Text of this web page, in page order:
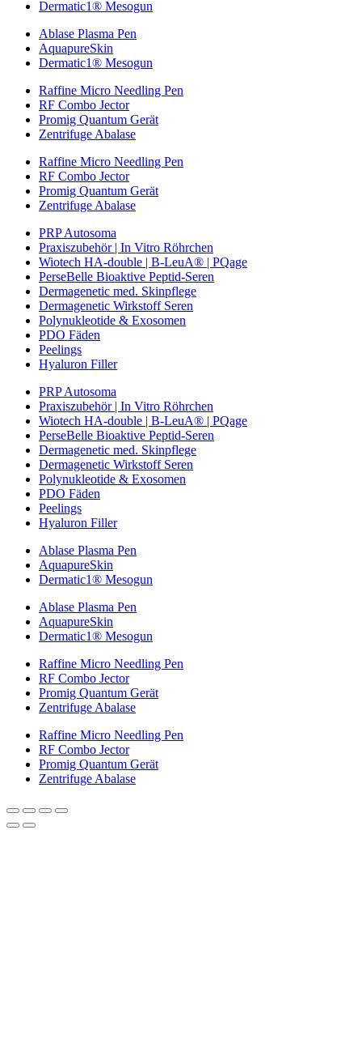
Dermatic1® Mesogun
Ablase Plasma Pen
AquapureSkin
Dermatic1® Mesogun
Raffine Micro Needling Pen
RF Combo Jector
Promig Quantum Gerät
Zentrifuge Abalase
Raffine Micro Needling Pen
RF Combo Jector
Promig Quantum Gerät
Zentrifuge Abalase
PRP Autosoma
Praxiszubehör | In Vitro Röhrchen
Wiotech HA-double | B-LeuA® | PQage
PerseBelle Bioaktive Peptid-Seren
Dermagenetic med. Skinpflege
Dermagenetic Wirkstoff Seren
Polynukleotide & Exosomen
PDO Fäden
Peelings
Hyaluron Filler
PRP Autosoma
Praxiszubehör | In Vitro Röhrchen
Wiotech HA-double | B-LeuA® | PQage
PerseBelle Bioaktive Peptid-Seren
Dermagenetic med. Skinpflege
Dermagenetic Wirkstoff Seren
Polynukleotide & Exosomen
PDO Fäden
Peelings
Hyaluron Filler
Ablase Plasma Pen
AquapureSkin
Dermatic1® Mesogun
Ablase Plasma Pen
AquapureSkin
Dermatic1® Mesogun
Raffine Micro Needling Pen
RF Combo Jector
Promig Quantum Gerät
Zentrifuge Abalase
Raffine Micro Needling Pen
RF Combo Jector
Promig Quantum Gerät
Zentrifuge Abalase